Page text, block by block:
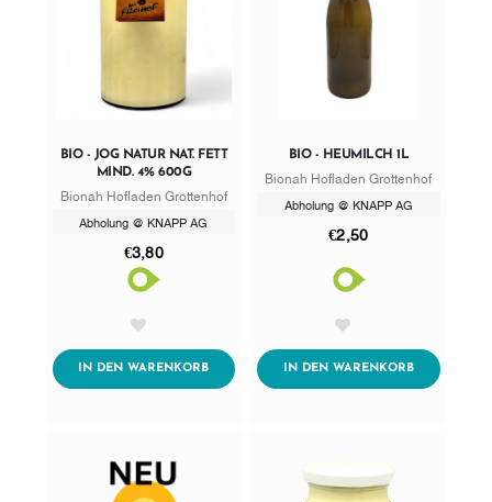
BIO - JOG NATUR NAT. FETT
MIND. 4% 600G
Bionah Hofladen Grottenhof
Abholung @ KNAPP AG
€3,80
IN DEN WARENKORBADDTOCART
BIO - HEUMILCH 1L
Bionah Hofladen Grottenhof
Abholung @ KNAPP AG
€2,50
IN DEN WARENKORBADDTOCART